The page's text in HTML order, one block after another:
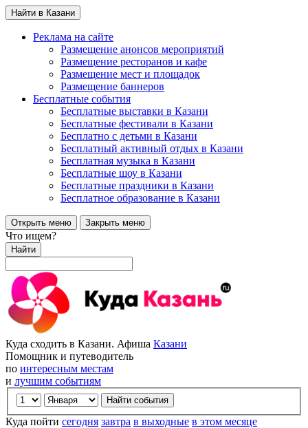
Найти в Казани
Реклама на сайте
Размещение анонсов мероприятий
Размещение ресторанов и кафе
Размещение мест и площадок
Размещение баннеров
Бесплатные события
Бесплатные выставки в Казани
Бесплатные фестивали в Казани
Бесплатно с детьми в Казани
Бесплатный активный отдых в Казани
Бесплатная музыка в Казани
Бесплатные шоу в Казани
Бесплатные праздники в Казани
Бесплатное образование в Казани
Открыть меню Закрыть меню
Что ищем?
Найти
Куда сходить в Казани. Афиша Казани
Помощник и путеводитель
по интересным местам
и лучшим событиям
Куда пойти сегодня завтра в выходные в этом месяце